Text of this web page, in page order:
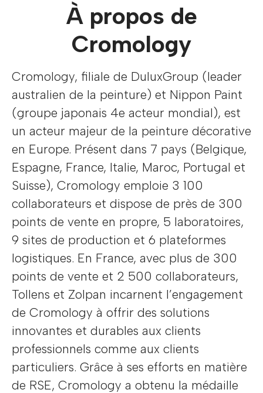
À propos de
Cromology
Cromology, filiale de DuluxGroup (leader
australien de la peinture) et Nippon Paint
(groupe japonais 4e acteur mondial), est
un acteur majeur de la peinture décorative
en Europe. Présent dans 7 pays (Belgique,
Espagne, France, Italie, Maroc, Portugal et
Suisse), Cromology emploie 3 100
collaborateurs et dispose de près de 300
points de vente en propre, 5 laboratoires,
9 sites de production et 6 plateformes
logistiques. En France, avec plus de 300
points de vente et 2 500 collaborateurs,
Tollens et Zolpan incarnent l’engagement
de Cromology à offrir des solutions
innovantes et durables aux clients
professionnels comme aux clients
particuliers. Grâce à ses efforts en matière
de RSE, Cromology a obtenu la médaille